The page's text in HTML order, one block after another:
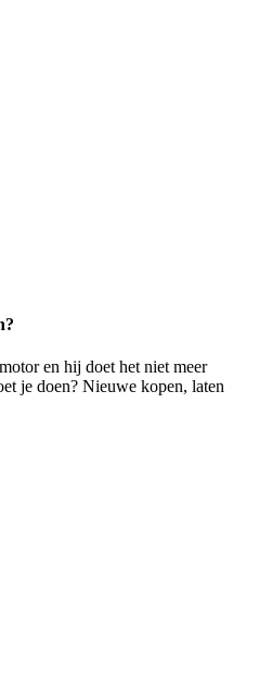
en hij doet het niet meer
je doen? Nieuwe kopen, laten